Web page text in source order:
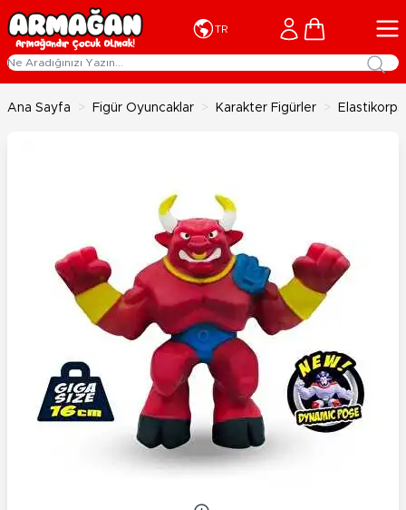
İçeriğe geç
TR Cart
Ana Sayfa > Figür Oyuncaklar > Karakter Figürler >